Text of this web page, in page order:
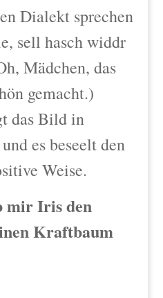
Dialekt sprechen
sell hasch widdr
Mädchen, das
gemacht.)
das Bild in
es beseelt den
Weise.
mir Iris den
Kraftbaum